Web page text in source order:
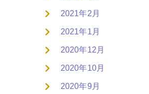
2021年2月
2021年1月
2020年12月
2020年10月
2020年9月